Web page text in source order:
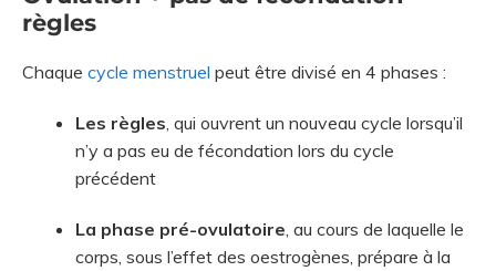
règles
Chaque cycle menstruel peut être divisé en 4 phases :
Les règles , qui ouvrent un nouveau cycle lorsqu’il
n’y a pas eu de fécondation lors du cycle
précédent
La phase pré-ovulatoire , au cours de laquelle le
corps, sous l’effet des oestrogènes, prépare à la